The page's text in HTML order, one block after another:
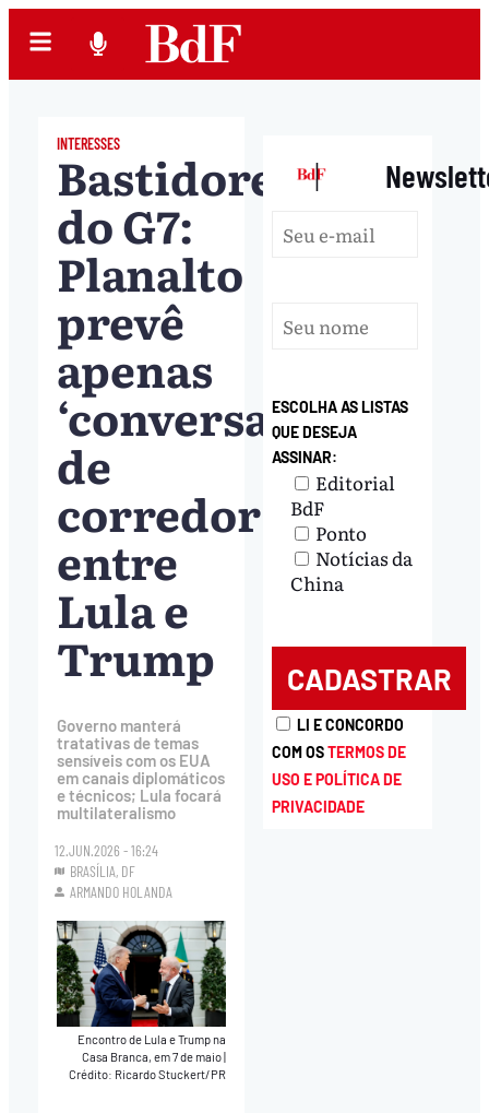
INTERESSES
Bastidores
do G7:
Planalto
prevê
apenas
‘conversas
de
corredor’
entre
Lula e
Trump
Governo manterá
tratativas de temas
sensíveis com os EUA
em canais diplomáticos
e técnicos; Lula focará
multilateralismo
12.JUN.2026 - 16:24
BRASÍLIA, DF
ARMANDO HOLANDA
Encontro de Lula e Trump na
Casa Branca, em 7 de maio|
Crédito: Ricardo Stuckert/PR
|
ESCOLHA AS LISTAS
QUE DESEJA
ASSINAR:
Editorial
BdF
Ponto
Notícias da
China
LI E CONCORDO
COM OSTERMOS DE
USO E POLÍTICA DE
PRIVACIDADE